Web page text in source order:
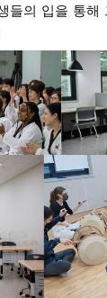
들의 입을 통해